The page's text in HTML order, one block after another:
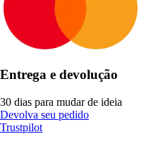
Entrega e devolução
30 dias para mudar de ideia
Devolva seu pedido
Trustpilot